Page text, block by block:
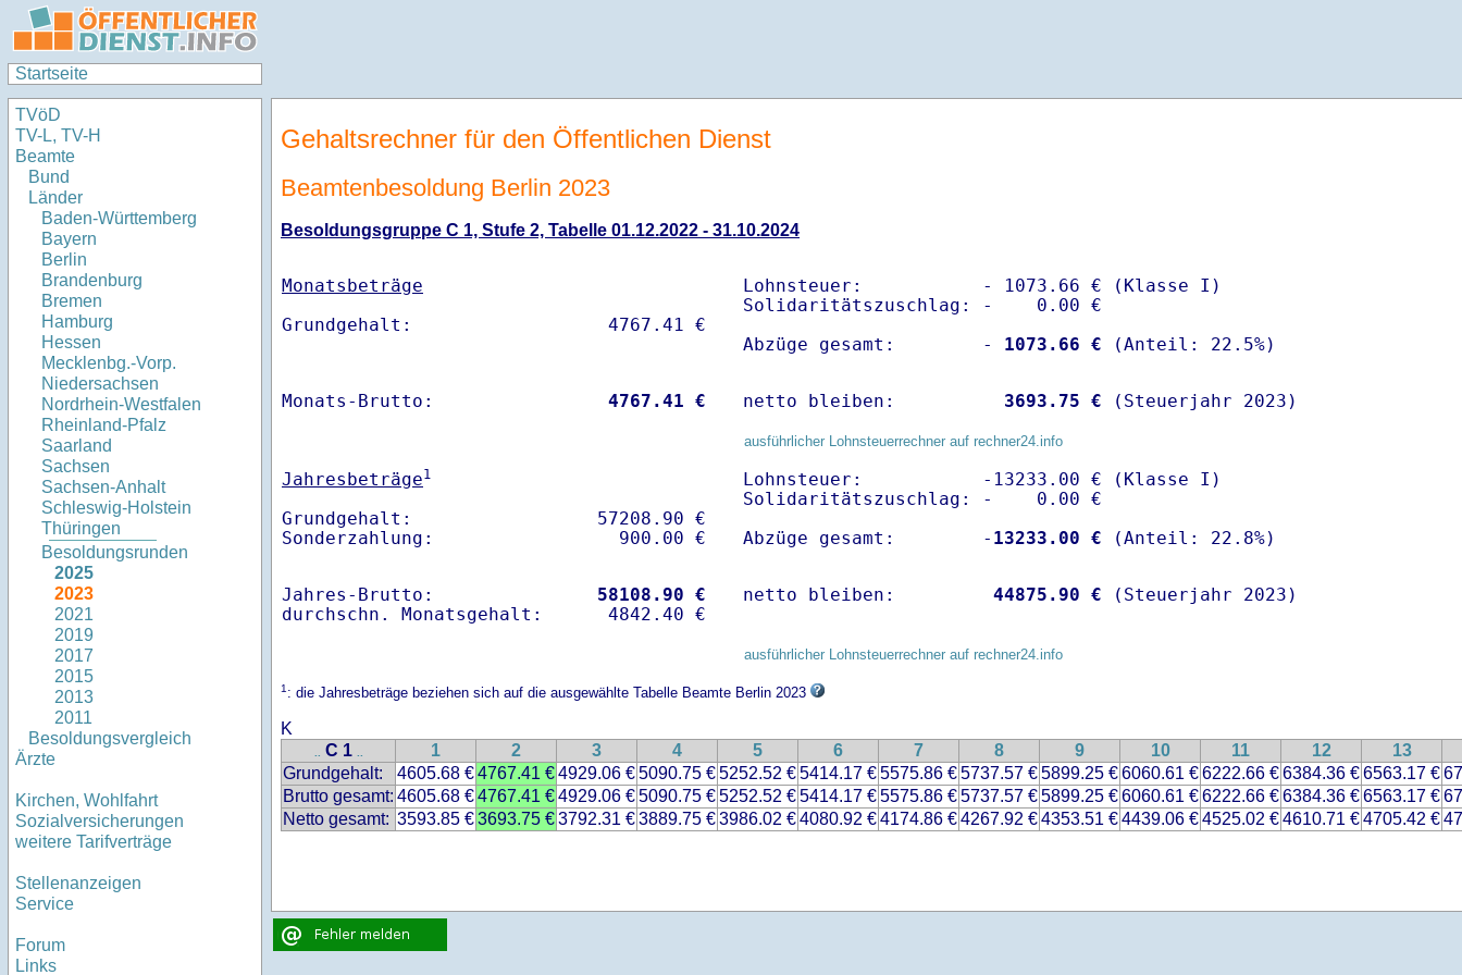
Startseite
TVöD
TV-L, TV-H
Beamte
Bund
Länder
Baden-Württemberg
Bayern
Berlin
Brandenburg
Bremen
Hamburg
Hessen
Mecklenbg.-Vorp.
Niedersachsen
Nordrhein-Westfalen
Rheinland-Pfalz
Saarland
Sachsen
Sachsen-Anhalt
Schleswig-Holstein
Thüringen
Besoldungsrunden
2025
2023
2021
2019
2017
2015
2013
2011
Besoldungsvergleich
Ärzte
Kirchen, Wohlfahrt
Sozialversicherungen
weitere Tarifverträge
Stellenanzeigen
Service
Forum
Links
Gehaltsrechner für den Öffentlichen Dienst
Beamtenbesoldung Berlin 2023
Besoldungsgruppe C 1, Stufe 2, Tabelle 01.12.2022 - 31.10.2024
Monatsbeträge
Lohnsteuer:           - 1073.66 € (Klasse I)
Solidaritätszuschlag: -    0.00 €
Abzüge gesamt:        -
1073.66 €
Monats-Brutto: 4767.41 € netto bleiben: 3693.75 € (Steuerjahr 2023)
ausführlicher Lohnsteuerrechner auf rechner24.info
Jahresbeträge1
Grundgehalt:                 57208.90 €
Lohnsteuer:           -13233.00 € (Klasse I)
Solidaritätszuschlag: -    0.00 €
Abzüge gesamt:        - 13233.00 €
Jahres-Brutto: 58108.90 €
netto bleiben: 44875.90 € (Steuerjahr 2023)
ausführlicher Lohnsteuerrechner auf rechner24.info
1: die Jahresbeträge beziehen sich auf die ausgewählte Tabelle Beamte Berlin 2023
K
.. C 1 .. 1 2 3 4 5 6 7 8 9 10 11 12
13
Grundgehalt:
4605.68 €4767.41 €4929.06 €5090.75 €5252.52 €5414.17 €5575.86 €5737.57 €5899.25 €6060.61 €6222.66 €6384.36 €6563.17 €
Brutto gesamt: 4605.68 €4767.41 €4929.06 €5090.75 €5252.52 €5414.17 €5575.86 €5737.57 €5899.25 €6060.61 €6222.66 €6384.36 €6563.17 €
Netto gesamt: 3593.85 €3693.75 €3792.31 €3889.75 €3986.02 €4080.92 €4174.86 €4267.92 €4353.51 €4439.06 €4525.02 €4610.71 €4705.42 €